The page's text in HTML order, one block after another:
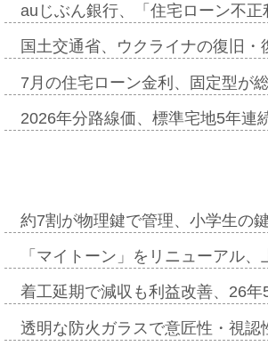
auじぶん銀行、「住宅ローン不
国土交通省、ウクライナの復旧
7月の住宅ローン金利、固定型が
2026年分路線価、標準宅地5年
約7割が物理鍵で管理、小学生の
「マイトーン」をリニューアル
着工延期で減収も利益改善、26
透明な防火ガラスで意匠性・視